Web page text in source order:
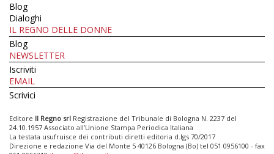
Blog
Dialoghi
IL REGNO DELLE DONNE
Blog
NEWSLETTER
Iscriviti
EMAIL
Scrivici
Editore Il Regno srl Registrazione del Tribunale di Bologna N. 2237 del
24.10.1957 Associato all’Unione Stampa Periodica Italiana
La testata usufruisce dei contributi diretti editoria d.lgs 70/2017
Direzione e redazione Via del Monte 5 40126 Bologna (Bo) tel 051 0956100 - fax